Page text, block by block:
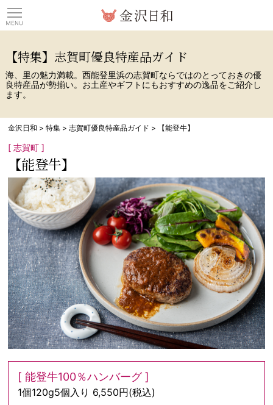
【特集】志賀町優良特産品ガイド
海、里の魅力満載。西能登里浜の志賀町ならではのとっておきの優
良特産品が勢揃い。お土産やギフトにもおすすめの逸品をご紹介し
ます。
金沢日和 >特集 >志賀町優良特産品ガイド > 【能登牛】
[ 志賀町 ]
【能登牛】
[ 能登牛100％ハンバーグ ]
1個120g5個入り 6,550円(税込)